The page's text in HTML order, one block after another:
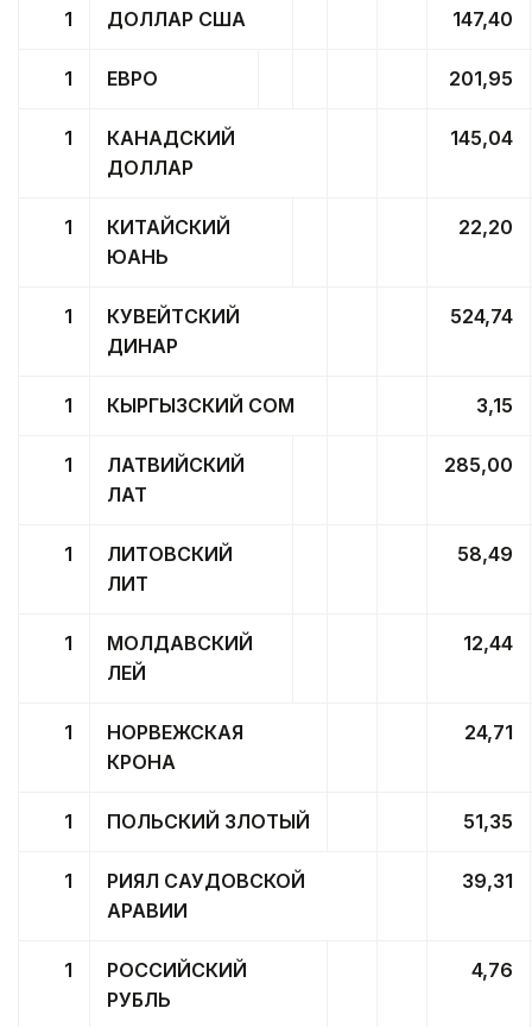
1 ДОЛЛАР США 147,40
1 ЕВРО 201,95
1
КАНАДСКИЙ
ДОЛЛАР
145,04
1
КИТАЙСКИЙ
ЮАНЬ
22,20
1
КУВЕЙТСКИЙ
ДИНАР
524,74
1 КЫРГЫЗСКИЙ СОМ 3,15
1
ЛАТВИЙСКИЙ
ЛАТ
285,00
1
ЛИТОВСКИЙ
ЛИТ
58,49
1
МОЛДАВСКИЙ
ЛЕЙ
12,44
1
НОРВЕЖСКАЯ
КРОНА
24,71
1 ПОЛЬСКИЙ ЗЛОТЫЙ 51,35
1
РИЯЛ САУДОВСКОЙ
АРАВИИ
39,31
1
РОССИЙСКИЙ
РУБЛЬ
4,76